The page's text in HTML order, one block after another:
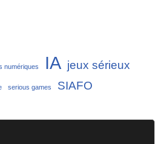
numériques IA jeux sérieux
serious games SIAFO